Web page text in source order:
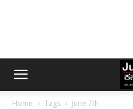
Home Tags June 7th